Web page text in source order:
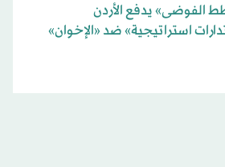
الفوضى» يدفع الأردن
استراتيجية» ضد «الإخوان»